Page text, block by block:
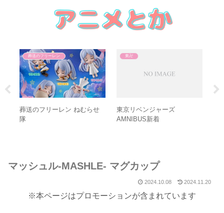
葬送のフリーレン
葬送のフリーレン ねむらせ
隊
東卍
東京リベンジャーズ
AMNIBUS新着
マッシュル-MASHLE- マグカップ
2024.10.08 2024.11.20
※本ページはプロモーションが含まれています